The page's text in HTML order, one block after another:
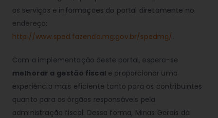
os serviços e informações do portal diretamente no
endereço:
http://www.sped.fazenda.mg.gov.br/spedmg/ .
Com a implementação deste portal, espera-se
melhorar a gestão fiscal e proporcionar uma
experiência mais eficiente tanto para os contribuintes
quanto para os órgãos responsáveis pela
administração fiscal. Dessa forma, Minas Gerais dá